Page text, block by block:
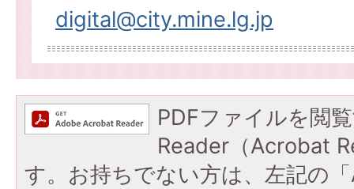
digital@city.mine.lg.jp
PDFファイルを閲
Reader（Acrobat
す。お持ちでない方は、左記の